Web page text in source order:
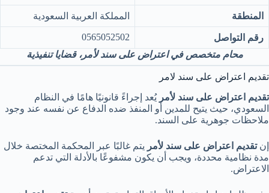
المنطقة المملكة العربية السعودية
رقم التواصل
0565052502
محامٍ متخصص في اعتراض على سند لأمر، قضايا تنفيذية
تقديم اعتراض على سند لامر
تقديم اعتراض على سند لأمر يُعد إجراءً قانونيًا هامًا في النظام
السعودي، حيث يتيح للمدين أو المنفذ ضده الدفاع عن نفسه عند وجود
ملاحظات جوهرية على السند.
إنتقديم اعتراض على سند لأمر يتم غالبًا عبر المحكمة المختصة خلال
مدة نظامية محددة، ويجب أن يكون مشفوعًا بالأدلة التي تدعم
الاعتراض.